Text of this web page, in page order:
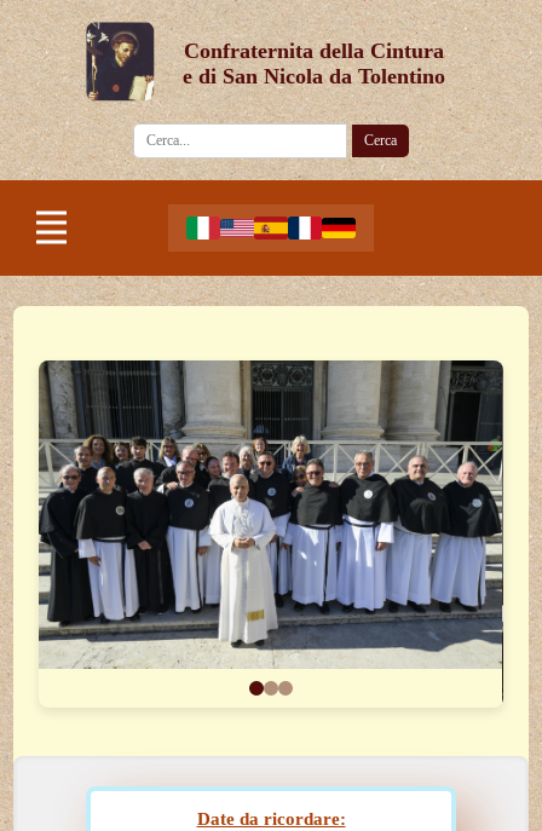
Confraternita della Cintura
e di San Nicola da Tolentino
Cerca
Date da ricordare: